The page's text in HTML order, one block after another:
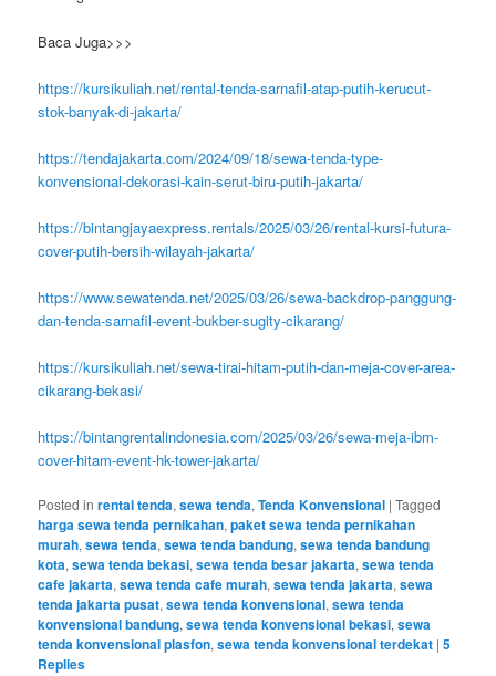
Baca Juga>>>
https://kursikuliah.net/rental-tenda-sarnafil-atap-putih-kerucut-
stok-banyak-di-jakarta/
https://tendajakarta.com/2024/09/18/sewa-tenda-type-
konvensional-dekorasi-kain-serut-biru-putih-jakarta/
https://bintangjayaexpress.rentals/2025/03/26/rental-kursi-futura-
cover-putih-bersih-wilayah-jakarta/
https://www.sewatenda.net/2025/03/26/sewa-backdrop-panggung-
dan-tenda-sarnafil-event-bukber-sugity-cikarang/
https://kursikuliah.net/sewa-tirai-hitam-putih-dan-meja-cover-area-
cikarang-bekasi/
https://bintangrentalindonesia.com/2025/03/26/sewa-meja-ibm-
cover-hitam-event-hk-tower-jakarta/
Posted in rental tenda,sewa tenda,Tenda Konvensional |Tagged
harga sewa tenda pernikahan,paket sewa tenda pernikahan
murah,sewa tenda,sewa tenda bandung,sewa tenda bandung
kota,sewa tenda bekasi,sewa tenda besar jakarta,sewa tenda
cafe jakarta,sewa tenda cafe murah,sewa tenda jakarta,sewa
tenda jakarta pusat,sewa tenda konvensional,sewa tenda
konvensional bandung,sewa tenda konvensional bekasi,sewa
tenda konvensional plasfon,sewa tenda konvensional terdekat |5
Replies